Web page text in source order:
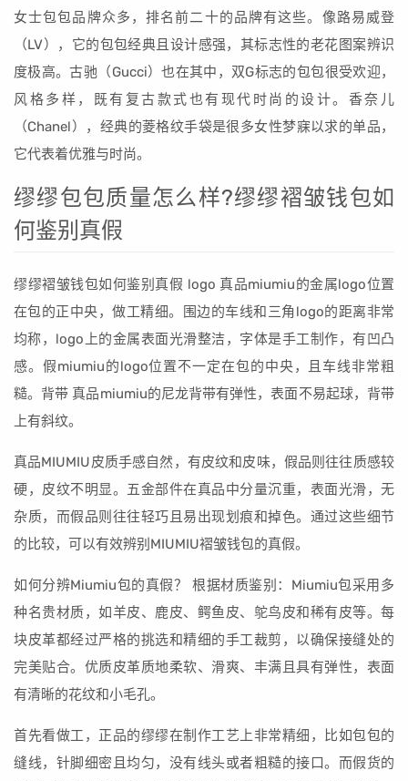
女士包包品牌众多，排名前二十的品牌有这些。像路易威登
（LV），它的包包经典且设计感强，其标志性的老花图案辨识
度极高。古驰（Gucci）也在其中，双G标志的包包很受欢迎，
风格多样，既有复古款式也有现代时尚的设计。香奈儿
（Chanel），经典的菱格纹手袋是很多女性梦寐以求的单品，
它代表着优雅与时尚。
缪缪包包质量怎么样?缪缪褶皱钱包如
何鉴别真假
缪缪褶皱钱包如何鉴别真假 logo 真品miumiu的金属logo位置
在包的正中央，做工精细。围边的车线和三角logo的距离非常
均称，logo上的金属表面光滑整洁，字体是手工制作，有凹凸
感。假miumiu的logo位置不一定在包的中央，且车线非常粗
糙。背带 真品miumiu的尼龙背带有弹性，表面不易起球，背带
上有斜纹。
真品MIUMIU皮质手感自然，有皮纹和皮味，假品则往往质感较
硬，皮纹不明显。五金部件在真品中分量沉重，表面光滑，无
杂质，而假品则往往轻巧且易出现划痕和掉色。通过这些细节
的比较，可以有效辨别MIUMIU褶皱钱包的真假。
如何分辨Miumiu包的真假？ 根据材质鉴别：Miumiu包采用多
种名贵材质，如羊皮、鹿皮、鳄鱼皮、鸵鸟皮和稀有皮等。每
块皮革都经过严格的挑选和精细的手工裁剪，以确保接缝处的
完美贴合。优质皮革质地柔软、滑爽、丰满且具有弹性，表面
有清晰的花纹和小毛孔。
首先看做工，正品的缪缪在制作工艺上非常精细，比如包包的
缝线，针脚细密且均匀，没有线头或者粗糙的接口。而假货的